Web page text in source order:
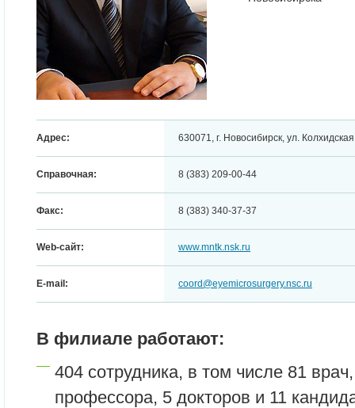
Адрес: 630071, г. Новосибирск, ул.
Справочная: 8 (383) 209-00-44
Факс: 8 (383) 340-37-37
Web-сайт: www.mntk.nsk.ru
E-mail: coord@eyemicrosurgery.nsc.ru
В филиале работают:
404 сотрудника, в том числе 81
профессора, 5 докторов и 11